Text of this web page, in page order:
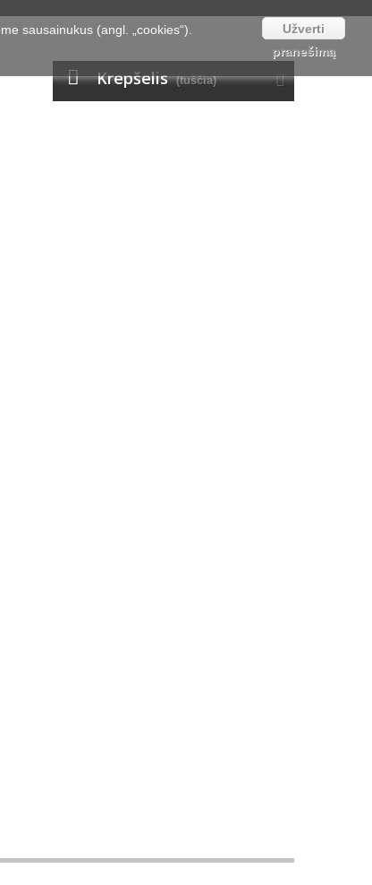
Krepšelis (tuščia)
sausainukus (angl. „cookies“).
Užverti
pranešimą